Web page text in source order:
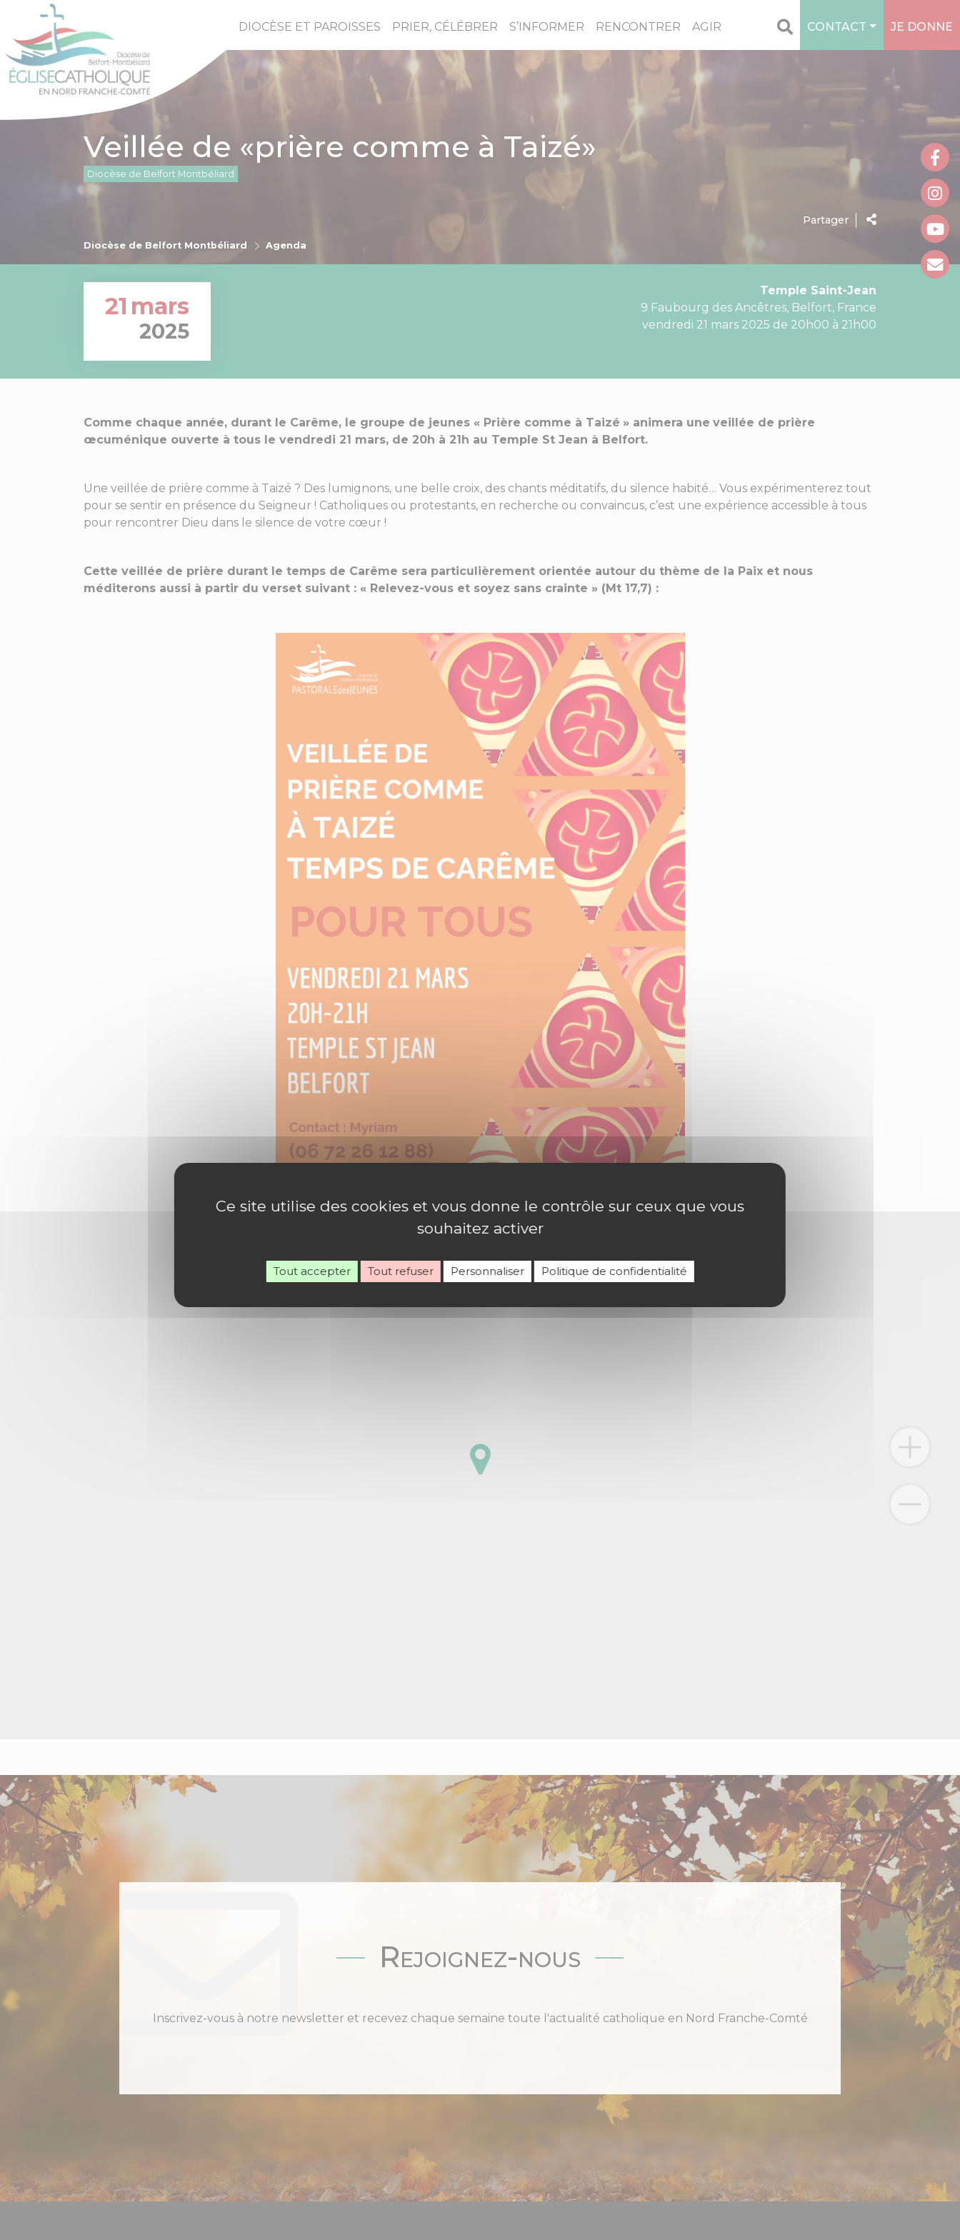
DIOCÈSE ET PAROISSES PRIER, CÉLÉBRER S’INFORMER RENCONTRER AGIR CONTACT JE DONNE
Veillée de «prière comme à Taizé»
Diocèse de Belfort Montbéliard
Partager
Diocèse de Belfort Montbéliard Agenda
21 mars
2025
Temple Saint-Jean
9 Faubourg des Ancêtres, Belfort, France
vendredi 21 mars 2025 de 20h00 à 21h00
Comme chaque année, durant le Carême, le groupe de jeunes « Prière comme à Taizé » animera une veillée de prière
œcuménique ouverte à tous le vendredi 21 mars, de 20h à 21h au Temple St Jean à Belfort.
Une veillée de prière comme à Taizé ? Des lumignons, une belle croix, des chants méditatifs, du silence habité… Vous expérimenterez tout
pour se sentir en présence du Seigneur ! Catholiques ou protestants, en recherche ou convaincus, c’est une expérience accessible à tous
pour rencontrer Dieu dans le silence de votre cœur !
Cette veillée de prière durant le temps de Carême sera particulièrement orientée autour du thème de la Paix et nous
méditerons aussi à partir du verset suivant : « Relevez-vous et soyez sans crainte » (Mt 17,7) :
Rejoignez-nous
Inscrivez-vous à notre newsletter et recevez chaque semaine toute l'actualité catholique en Nord Franche-Comté
Ce site utilise des cookies et vous donne le contrôle sur ceux que vous
souhaitez activer
Tout accepter Tout refuser Personnaliser Politique de confidentialité